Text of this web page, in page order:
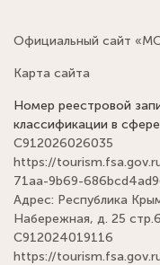
Официальный сайт
Карта сайта
Номер реестровой
классификации в
С912026026035
https://
71aa-9b69-
Адрес: Республика
Набережная, д. 25 стр.6
С912024019116
https://